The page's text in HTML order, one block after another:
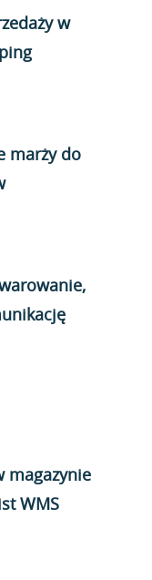
w
marży do
magazynie
WMS